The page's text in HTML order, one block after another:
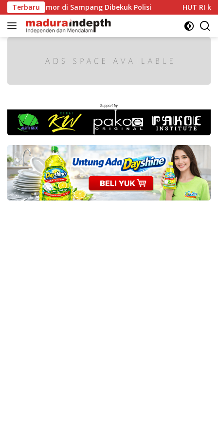
Langsung
ke
konten
Terbaru
di Sampang Dibekuk Polisi HUT RI ke-81 Makin